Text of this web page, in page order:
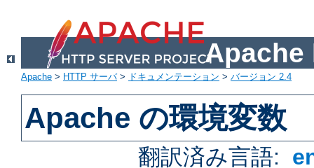
Apache
Apache > HTTP サーバ> ドキュメンテーション > バージョン 2.4
Apache の環境変数
翻訳済み言語: